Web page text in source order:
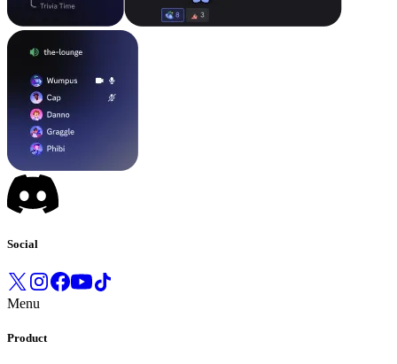
Social
Menu
Product